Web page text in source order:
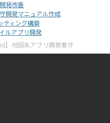
発改善
開発マニュアル作成
ティング構築
ルアプリ開発
】地図系アプリ開発案件